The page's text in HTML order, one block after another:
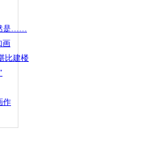
是……
画
比建楼
作